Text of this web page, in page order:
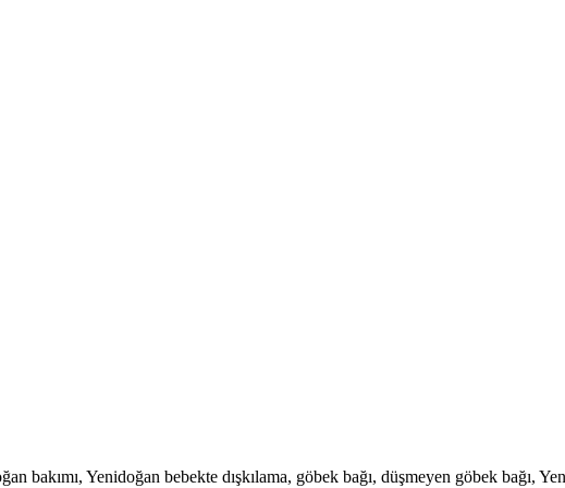
bakımı, Yenidoğan bebekte dışkılama, göbek bağı, düşmeyen göbek bağı,